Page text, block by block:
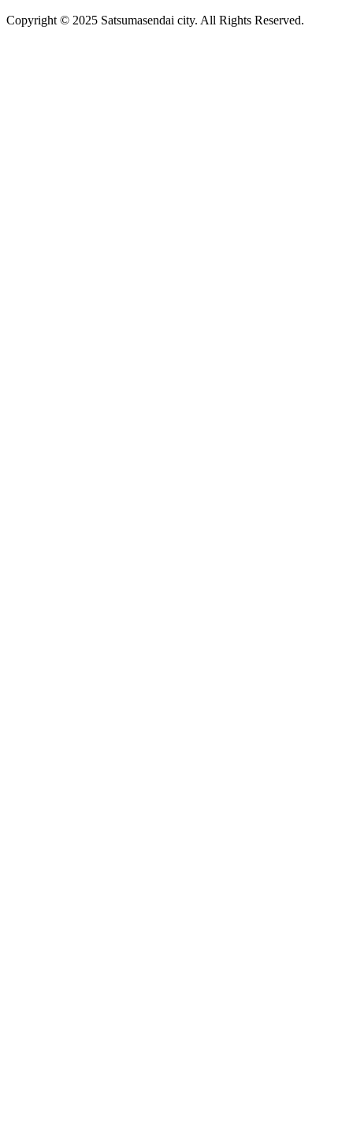
Copyright © 2025 Satsumasendai city. All Rights Reserved.